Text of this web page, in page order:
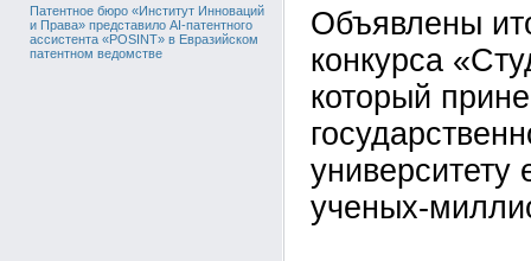
Патентное бюро «Институт Инноваций
и Права» представило AI-патентного
ассистента «POSINT» в Евразийском
патентном ведомстве
Объявлены
конкурса
который
ученых-